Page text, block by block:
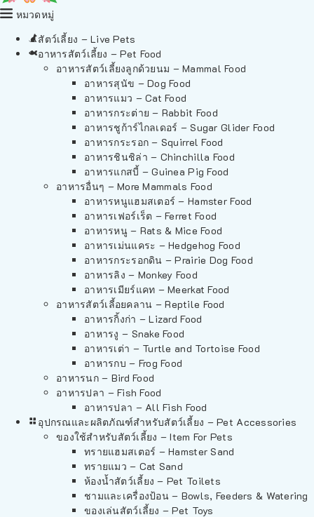
หมวดหมู่
สัตว์เลี้ยง – Live Pets
อาหารสัตว์เลี้ยง – Pet Food
อาหารสัตว์เลี้ยงลูกด้วยนม – Mammal Food
อาหารสุนัข – Dog Food
อาหารแมว – Cat Food
อาหารกระต่าย – Rabbit Food
อาหารชูก้าร์ไกลเดอร์ – Sugar Glider Food
อาหารกระรอก – Squirrel Food
อาหารชินชิล่า – Chinchilla Food
อาหารแกสบี้ – Guinea Pig Food
อาหารอื่นๆ – More Mammals Food
อาหารหนูแฮมสเตอร์ – Hamster Food
อาหารเฟอร์เร็ต – Ferret Food
อาหารหนู – Rats & Mice Food
อาหารเม่นแคระ – Hedgehog Food
อาหารกระรอกดิน – Prairie Dog Food
อาหารลิง – Monkey Food
อาหารเมียร์แคท – Meerkat Food
อาหารสัตว์เลี้อยคลาน – Reptile Food
อาหารกิ้งก่า – Lizard Food
อาหารงู – Snake Food
อาหารเต่า – Turtle and Tortoise Food
อาหารกบ – Frog Food
อาหารนก – Bird Food
อาหารปลา – Fish Food
อาหารปลา – All Fish Food
อุปกรณและผลิตภัณฑ์สำหรับสัตว์เลี้ยง – Pet Accessories
ของใช้สำหรับสัตว์เลี้ยง – Item For Pets
ทรายแฮมสเตอร์ – Hamster Sand
ทรายแมว – Cat Sand
ห้องน้ำสัตว์เลี้ยง – Pet Toilets
ชามและเครื่องป้อน – Bowls, Feeders & Watering
ของเล่นสัตว์เลี้ยง – Pet Toys